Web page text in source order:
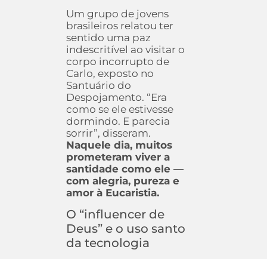
Um grupo de jovens
brasileiros relatou ter
sentido uma paz
indescritível ao visitar o
corpo incorrupto de
Carlo, exposto no
Santuário do
Despojamento. “Era
como se ele estivesse
dormindo. E parecia
sorrir”, disseram.
Naquele dia, muitos
prometeram viver a
santidade como ele —
com alegria, pureza e
amor à Eucaristia.
O “influencer de
Deus” e o uso santo
da tecnologia